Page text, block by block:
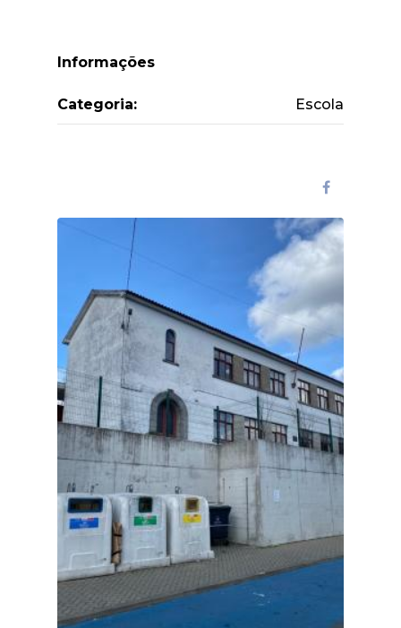
Informações
Categoria: Escola